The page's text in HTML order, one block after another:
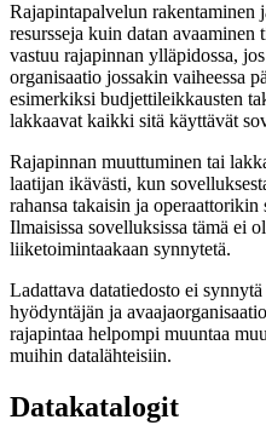
Rajapintapalvelun rakentaminen
resursseja kuin datan
vastuu rajapinnan ylläpidossa,
organisaatio jossakin vaiheessa
esimerkiksi budjettileikkausten
lakkaavat kaikki sitä käyttävät
Rajapinnan muuttuminen tai
laatijan ikävästi, kun
rahansa takaisin ja operaattorikin
Ilmaisissa sovelluksissa tämä ei
liiketoimintaakaan synnytetä.
Ladattava datatiedosto ei
hyödyntäjän ja
rajapintaa helpompi muuntaa
muihin datalähteisiin.
Datakatalogit